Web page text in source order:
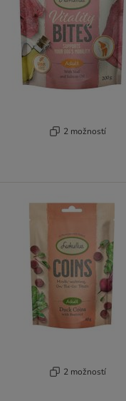
2 možností
2 možností